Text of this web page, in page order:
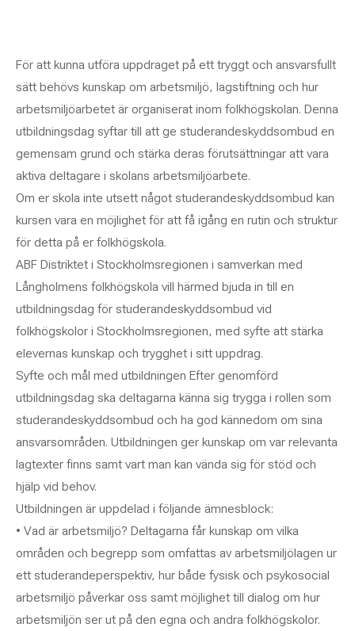
För att kunna utföra uppdraget på ett tryggt och ansvarsfullt
sätt behövs kunskap om arbetsmiljö, lagstiftning och hur
arbetsmiljöarbetet är organiserat inom folkhögskolan. Denna
utbildningsdag syftar till att ge studerandeskyddsombud en
gemensam grund och stärka deras förutsättningar att vara
aktiva deltagare i skolans arbetsmiljöarbete.
Om er skola inte utsett något studerandeskyddsombud kan
kursen vara en möjlighet för att få igång en rutin och struktur
för detta på er folkhögskola.
ABF Distriktet i Stockholmsregionen i samverkan med
Långholmens folkhögskola vill härmed bjuda in till en
utbildningsdag för studerandeskyddsombud vid
folkhögskolor i Stockholmsregionen, med syfte att stärka
elevernas kunskap och trygghet i sitt uppdrag.
Syfte och mål med utbildningen Efter genomförd
utbildningsdag ska deltagarna känna sig trygga i rollen som
studerandeskyddsombud och ha god kännedom om sina
ansvarsområden. Utbildningen ger kunskap om var relevanta
lagtexter finns samt vart man kan vända sig för stöd och
hjälp vid behov.
Utbildningen är uppdelad i följande ämnesblock:
• Vad är arbetsmiljö? Deltagarna får kunskap om vilka
områden och begrepp som omfattas av arbetsmiljölagen ur
ett studerandeperspektiv, hur både fysisk och psykosocial
arbetsmiljö påverkar oss samt möjlighet till dialog om hur
arbetsmiljön ser ut på den egna och andra folkhögskolor.